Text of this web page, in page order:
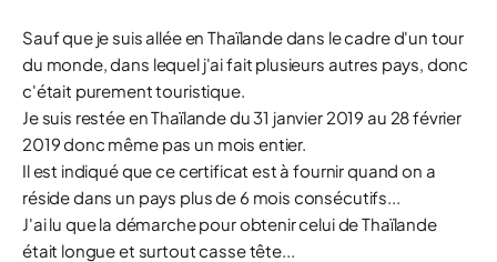
Sauf que je suis allée en Thaïlande dans le cadre d'un tour
du monde, dans lequel j'ai fait plusieurs autres pays, donc
c'était purement touristique.
Je suis restée en Thaïlande du 31 janvier 2019 au 28 février
2019 donc même pas un mois entier.
Il est indiqué que ce certificat est à fournir quand on a
réside dans un pays plus de 6 mois consécutifs...
J'ai lu que la démarche pour obtenir celui de Thaïlande
était longue et surtout casse tête...